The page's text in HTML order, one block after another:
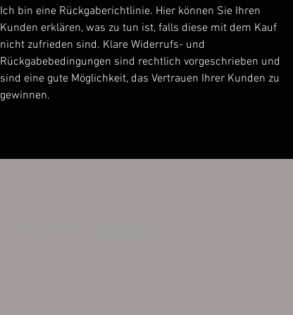
Ich bin eine Rückgaberichtlinie. Hier können Sie Ihren
Kunden erklären, was zu tun ist, falls diese mit dem Kauf
nicht zufrieden sind. Klare Widerrufs- und
Rückgabebedingungen sind rechtlich vorgeschrieben und
sind eine gute Möglichkeit, das Vertrauen Ihrer Kunden zu
gewinnen.